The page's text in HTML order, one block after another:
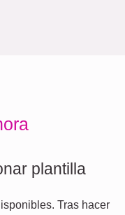
plantilla
Tras hacer